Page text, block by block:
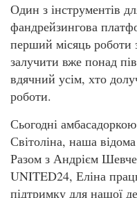
Один з інструментів
фандрейзингова
перший місяць роботи
залучити вже понад
вдячний усім, хто
роботи.
Сьогодні
Світоліна, наша
Разом з Андрієм
UNITED24, Еліна
підтримку для нашої